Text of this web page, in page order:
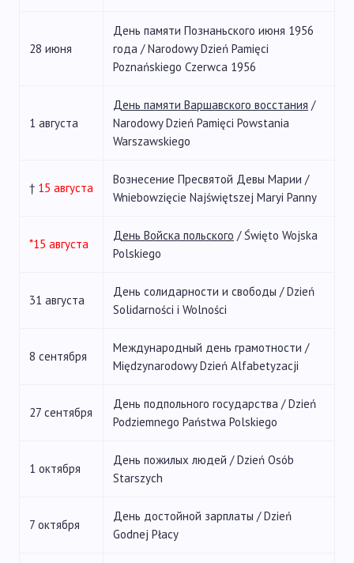
28 июня
День памяти Познаньского июня 1956
года / Narodowy Dzień Pamięci
Poznańskiego Czerwca 1956
1 августа
День памяти Варшавского восстания /
Narodowy Dzień Pamięci Powstania
Warszawskiego
† 15 августа
Вознесение Пресвятой Девы Марии /
Wniebowzięcie Najświętszej Maryi Panny
*15 августа
День Войска польского / Święto Wojska
Polskiego
31 августа
День солидарности и свободы / Dzień
Solidarności i Wolności
8 сентября
Международный день грамотности /
Międzynarodowy Dzień Alfabetyzacji
27 сентября
День подпольного государства / Dzień
Podziemnego Państwa Polskiego
1 октября
День пожилых людей / Dzień Osób
Starszych
7 октября
День достойной зарплаты / Dzień
Godnej Płacy